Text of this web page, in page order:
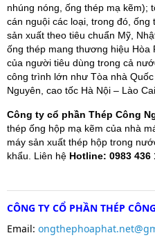
nhúng nóng, ống thép mạ kẽm);
cán nguội các loại, trong đó, ống
sản xuất theo tiêu chuẩn Mỹ,
ống thép mang thương hiệu Hòa
của người tiêu dùng trong cả
công trình lớn như Tòa nhà
Nguyên, cao tốc Hà Nội – Lào
Công ty cổ phần Thép Công
thép ống hộp mạ kẽm của nhà
máy sản xuất thép hộp trong
khẩu. Liên hệ Hotline: 0983 436
CÔNG TY CỔ PHẦN THÉP
Email: